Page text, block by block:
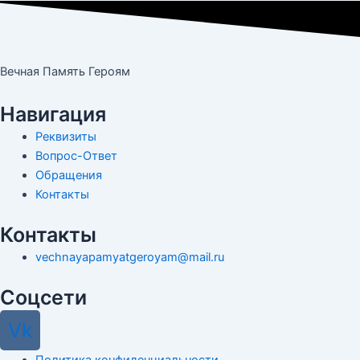
Вечная Память Героям
Навигация
Реквизиты
Вопрос-Ответ
Обращения
Контакты
Контакты
vechnayapamyatgeroyam@mail.ru
Соцсети
Vk